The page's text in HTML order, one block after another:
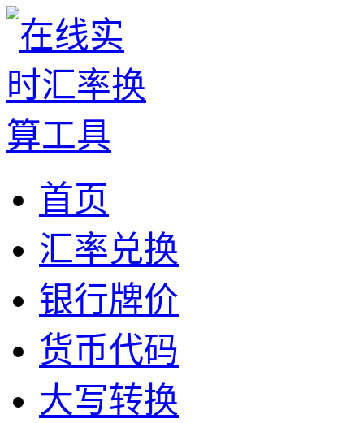
首页
汇率兑换
银行牌价
货币代码
大写转换